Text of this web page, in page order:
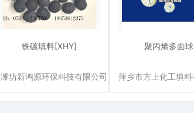
铁碳填料[XHY]
潍坊新鸿源环保科技有限公司
聚丙烯多面球